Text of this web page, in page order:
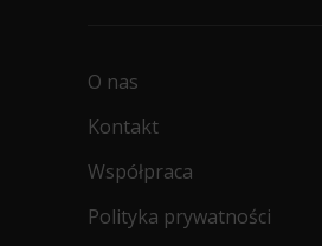
O nas
Kontakt
Współpraca
Polityka prywatności